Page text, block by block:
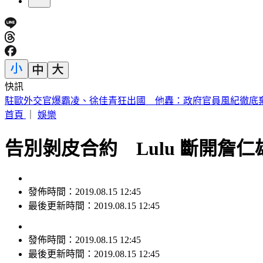
快訊
駐歐外交官爆霸凌、徐佳青狂出國 他轟：政府官員風紀徹底
首頁
娛樂
告別剝皮合約 Lulu 斷開詹仁
發佈時間：2019.08.15 12:45
最後更新時間：2019.08.15 12:45
發佈時間： 2019.08.15 12:45
最後更新時間： 2019.08.15 12:45